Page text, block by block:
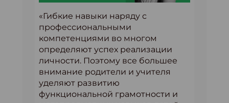
«Гибкие навыки наряду с
профессиональными
компетенциями во многом
определяют успех реализации
личности. Поэтому все большее
внимание родители и учителя
уделяют развитию
функциональной грамотности и